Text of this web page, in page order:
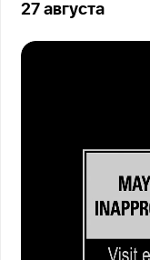
27 августа